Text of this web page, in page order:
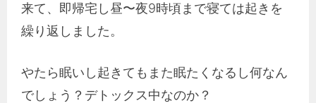
来て、即帰宅し昼〜夜9時頃まで寝ては起きを
繰り返しました。
やたら眠いし起きてもまた眠たくなるし何なん
でしょう？デトックス中なのか？